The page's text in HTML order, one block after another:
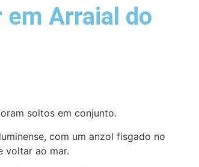
Arraial do
soltos em conjunto.
com um anzol fisgado no
voltar ao mar.